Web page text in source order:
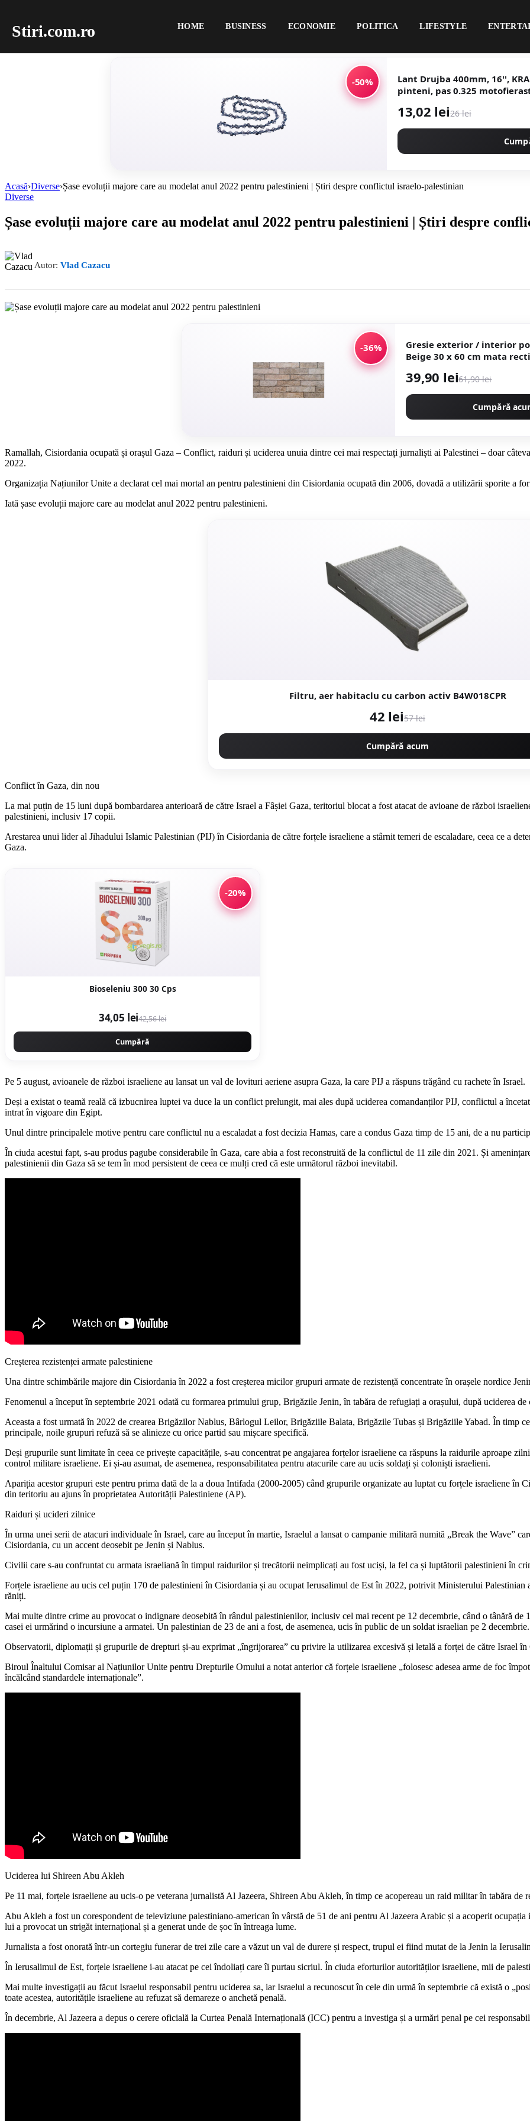
Stiri.com.ro HOME BUSINESS ECONOMIE POLITICA LIFESTYLE
-50%
Lant Drujba 400mm, 16'',
pinteni, pas 0.325
13,02 lei26 lei
Acasă›Diverse›Șase evoluții majore care au modelat anul 2022 pentru palestinieni | Știri despre conflictul israelo-palestinian
Diverse
Șase evoluții majore care au modelat anul 2022 pentru palestinieni | Știri despre
Autor: Vlad Cazacu
-36% Gresie exterior / interior
39,90 lei61,90 lei
Cumpără
Ramallah, Cisiordania ocupată și orașul Gaza – Conflict, raiduri și uciderea unuia dintre cei mai respectați jurnaliști ai Palestinei – doar
2022.
Organizația Națiunilor Unite a declarat cel mai mortal an pentru palestinieni din Cisiordania ocupată din 2006, dovadă a utilizării sporite a
Iată șase evoluții majore care au modelat anul 2022 pentru palestinieni.
Filtru, aer habitaclu cu carbon activ B4W018CPR
42 lei57 lei
Cumpără acum
Conflict în Gaza, din nou
La mai puțin de 15 luni după bombardarea anterioară de către Israel a Fâșiei Gaza, teritoriul blocat a fost atacat de avioane de război
palestinieni, inclusiv 17 copii.
Arestarea unui lider al Jihadului Islamic Palestinian (PIJ) în Cisiordania de către forțele israeliene a stârnit temeri de escaladare, ceea ce a
Gaza.
-20%
Bioseleniu 300 30 Cps
34,05 lei42,56 lei
Cumpără
Pe 5 august, avioanele de război israeliene au lansat un val de lovituri aeriene asupra Gaza, la care PIJ a răspuns trăgând cu rachete în Israel.
Deși a existat o teamă reală că izbucnirea luptei va duce la un conflict prelungit, mai ales după uciderea comandanților PIJ, conflictul a
intrat în vigoare din Egipt.
Unul dintre principalele motive pentru care conflictul nu a escaladat a fost decizia Hamas, care a condus Gaza timp de 15 ani, de a nu
În ciuda acestui fapt, s-au produs pagube considerabile în Gaza, care abia a fost reconstruită de la conflictul de 11 zile din 2021. Și
palestinienii din Gaza să se tem în mod persistent de ceea ce mulți cred că este următorul război inevitabil.
Creșterea rezistenței armate palestiniene
Una dintre schimbările majore din Cisiordania în 2022 a fost creșterea micilor grupuri armate de rezistență concentrate în orașele nordice
Fenomenul a început în septembrie 2021 odată cu formarea primului grup, Brigăzile Jenin, în tabăra de refugiați a orașului, după uciderea
Aceasta a fost urmată în 2022 de crearea Brigăzilor Nablus, Bârlogul Leilor, Brigăziile Balata, Brigăzile Tubas și Brigăziile Yabad. În timp
principale, noile grupuri refuză să se alinieze cu orice partid sau mișcare specifică.
Deși grupurile sunt limitate în ceea ce privește capacitățile, s-au concentrat pe angajarea forțelor israeliene ca răspuns la raidurile aproape
control militare israeliene. Ei și-au asumat, de asemenea, responsabilitatea pentru atacurile care au ucis soldați și coloniști israelieni.
Apariția acestor grupuri este pentru prima dată de la a doua Intifada (2000-2005) când grupurile organizate au luptat cu forțele israeliene în
din teritoriu au ajuns în proprietatea Autorității Palestiniene (AP).
Raiduri și ucideri zilnice
În urma unei serii de atacuri individuale în Israel, care au început în martie, Israelul a lansat o campanie militară numită „Break the Wave”
Cisiordania, cu un accent deosebit pe Jenin și Nablus.
Civilii care s-au confruntat cu armata israeliană în timpul raidurilor și trecătorii neimplicați au fost uciși, la fel ca și luptătorii palestinieni în
Forțele israeliene au ucis cel puțin 170 de palestinieni în Cisiordania și au ocupat Ierusalimul de Est în 2022, potrivit Ministerului
răniți.
Mai multe dintre crime au provocat o indignare deosebită în rândul palestinienilor, inclusiv cel mai recent pe 12 decembrie, când o tânără de
casei ei urmărind o incursiune a armatei. Un palestinian de 23 de ani a fost, de asemenea, ucis în public de un soldat israelian pe 2
Observatorii, diplomații și grupurile de drepturi și-au exprimat „îngrijorarea” cu privire la utilizarea excesivă și letală a forței de către Israel
Biroul Înaltului Comisar al Națiunilor Unite pentru Drepturile Omului a notat anterior că forțele israeliene „folosesc adesea arme de foc
încălcând standardele internaționale”.
Uciderea lui Shireen Abu Akleh
Pe 11 mai, forțele israeliene au ucis-o pe veterana jurnalistă Al Jazeera, Shireen Abu Akleh, în timp ce acopereau un raid militar în tabăra de
Abu Akleh a fost un corespondent de televiziune palestiniano-american în vârstă de 51 de ani pentru Al Jazeera Arabic și a acoperit
lui a provocat un strigăt internațional și a generat unde de șoc în întreaga lume.
Jurnalista a fost onorată într-un cortegiu funerar de trei zile care a văzut un val de durere și respect, trupul ei fiind mutat de la Jenin la
În Ierusalimul de Est, forțele israeliene i-au atacat pe cei îndoliați care îi purtau sicriul. În ciuda eforturilor autorităților israeliene, mii de
Mai multe investigații au făcut Israelul responsabil pentru uciderea sa, iar Israelul a recunoscut în cele din urmă în septembrie că există o
toate acestea, autoritățile israeliene au refuzat să demareze o anchetă penală.
În decembrie, Al Jazeera a depus o cerere oficială la Curtea Penală Internațională (ICC) pentru a investiga și a urmări penal pe cei